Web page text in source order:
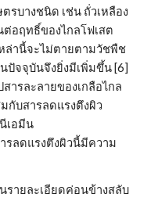
รบางชนิด เช่น ถั่วเหลือง
อฤทธิ์ของไกลโฟเสต
ล่านี้จะไม่ตายตามวัชพืช
ปัจจุบันจึงยิ่งมีเพิ่มขึ้น [6]
ารละลายของเกลือไกล
กับสารลดแรงตึงผิว
เอมีน
ารลดแรงตึงผิวนี้มีความ
รายละเอียดค่อนข้างสลับ